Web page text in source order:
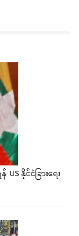
နိုင်ငံခြားရေး